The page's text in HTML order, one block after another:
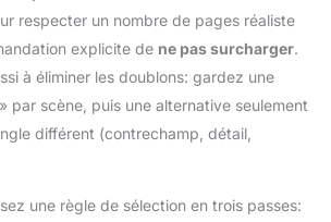
respecter un nombre de pages réaliste
explicite de ne pas surcharger.
à éliminer les doublons: gardez une
par scène, puis une alternative seulement
différent (contrechamp, détail,
une règle de sélection en trois passes: